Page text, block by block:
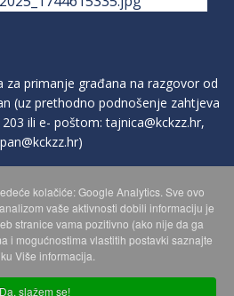
za primanje građana na razgovor od
(uz prethodno podnošenje zahtjeva
ili e- poštom:tajnica@kckzz.hr,
)
OSOBNIH PODATAKA
WEBA
kolačiće: Google Analytics. Sve ovo
vaše aktivnosti dobili informaciju je
stranice vama pozitivno (ako nije da ga
i mogućnostima vlastitih postavki saznajte
Više informacija.
Da, slažem se!